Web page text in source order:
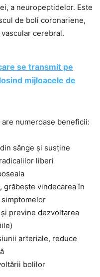
a neuropeptidelor. Este
de boli coronariene,
cerebral.
se transmit pe
mijloacele de
numeroase beneficii:
sânge și susține
liberi
, grăbește vindecarea în
și previne dezvoltarea
arteriale, reduce
bolilor